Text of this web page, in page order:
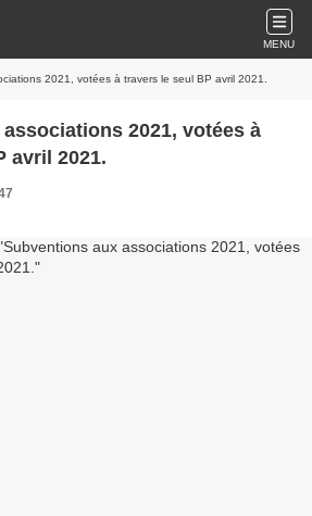
MENU
2021, votées à travers le seul BP avril 2021.
2021, votées à
avril 2021.